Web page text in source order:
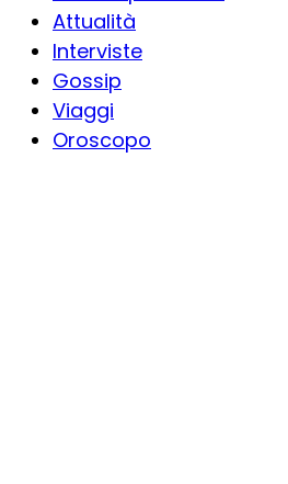
Attualità
Interviste
Gossip
Viaggi
Oroscopo